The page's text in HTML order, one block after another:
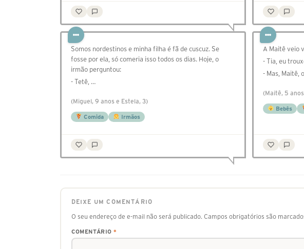
Somos nordestinos e minha filha é fã de cuscuz. Se
fosse por ela, só comeria isso todos os dias. Hoje, o
irmão perguntou:
- Tetê, …
(Miguel, 9 anos e Estela, 3)
Comida Irmãos
A Maitê veio
- Tia, eu
- Mas, Maitê,
(Maitê, 5
Bebês
DEIXE UM COMENTÁRIO
O seu endereço de e-mail não será publicado. Campos obrigatórios são
COMENTÁRIO *